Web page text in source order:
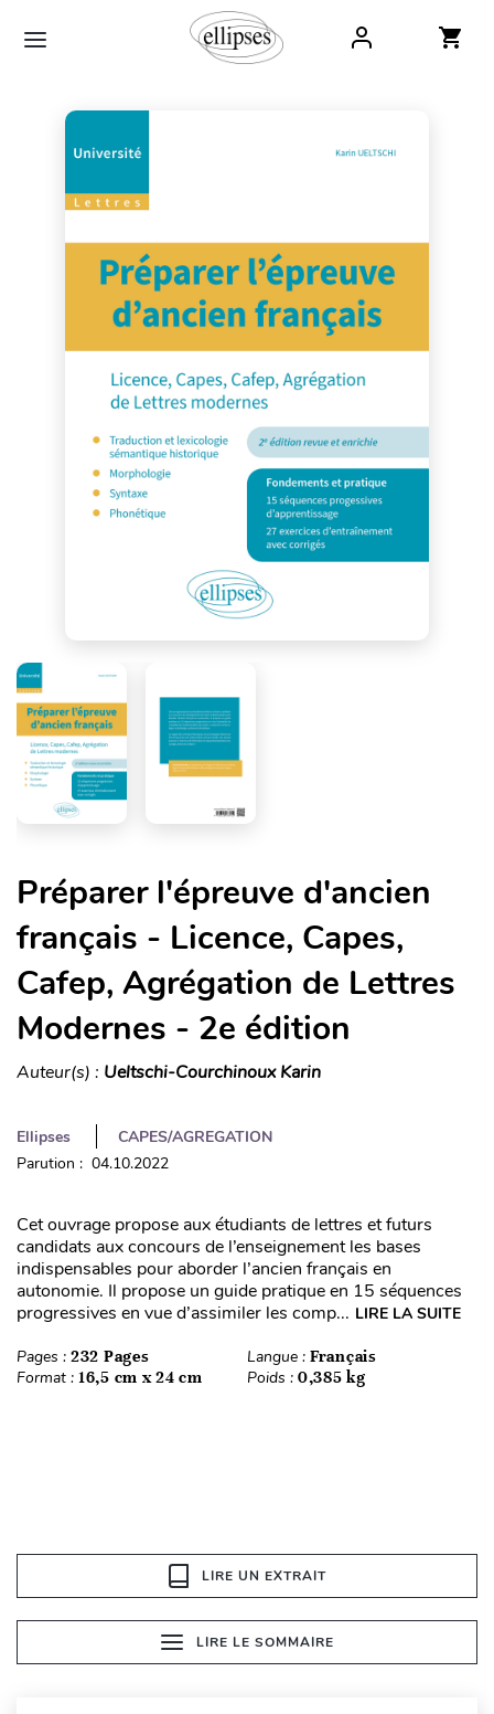
Préparer l'épreuve d'ancien
français - Licence, Capes,
Cafep, Agrégation de Lettres
Modernes - 2e édition
Auteur(s) : Ueltschi-Courchinoux Karin
Ellipses
CAPES/AGREGATION
Parution : 04.10.2022
Cet ouvrage propose aux étudiants de lettres et futurs
candidats aux concours de l’enseignement les bases
indispensables pour aborder l’ancien français en
autonomie. Il propose un guide pratique en 15 séquences
progressives en vue d’assimiler les comp... LIRE LA SUITE
Pages : 232 Pages Langue : Français
Format : 16,5 cm x 24 cm Poids : 0,385 kg
LIRE UN EXTRAIT
LIRE LE SOMMAIRE